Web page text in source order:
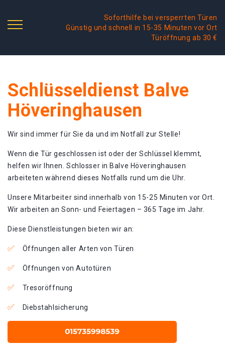
Soforthilfe bei versperrten Türen
Günstig und schnell in 15-35 Minuten vor Ort
Türöffnung ab 30 €
Schlüsseldienst Balve
Höveringhausen
Wir sind immer für Sie da und im Notfall zur Stelle!
Wenn die Tür geschlossen ist oder der Schlüssel klemmt,
helfen wir Ihnen. Schlosser in Balve Höveringhausen
arbeiteten während dieses Notfalls rund um die Uhr.
Unsere Mitarbeiter sind innerhalb von 15-25 Minuten vor Ort.
Wir arbeiten an Sonn- und Feiertagen – 365 Tage im Jahr.
Diese Dienstleistungen bieten wir an:
Öffnungen aller Arten von Türen
Öffnungen von Autotüren
Tresoröffnung
Diebstahlsicherung